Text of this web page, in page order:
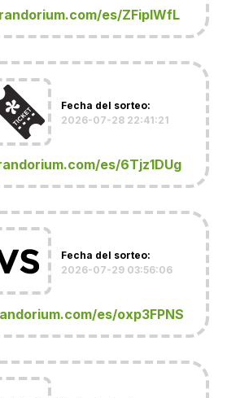
randorium.com/es/ZFipIWfL
Fecha del sorteo:
2026-07-28 22:41:21
es/6Tjz1DUg
Fecha del sorteo:
2026-07-29 03:56:06
es/oxp3FPNS